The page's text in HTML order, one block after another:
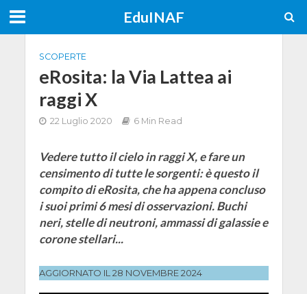
EduINAF
SCOPERTE
eRosita: la Via Lattea ai
raggi X
22 Luglio 2020 6 Min Read
Vedere tutto il cielo in raggi X, e fare un
censimento di tutte le sorgenti: è questo il
compito di eRosita, che ha appena concluso
i suoi primi 6 mesi di osservazioni. Buchi
neri, stelle di neutroni, ammassi di galassie e
corone stellari...
AGGIORNATO IL 28 NOVEMBRE 2024